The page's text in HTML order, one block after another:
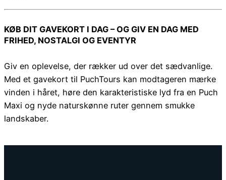
KØB DIT GAVEKORT I DAG – OG GIV EN DAG MED
FRIHED, NOSTALGI OG EVENTYR
Giv en oplevelse, der rækker ud over det sædvanlige.
Med et gavekort til PuchTours kan modtageren mærke
vinden i håret, høre den karakteristiske lyd fra en Puch
Maxi og nyde naturskønne ruter gennem smukke
landskaber.